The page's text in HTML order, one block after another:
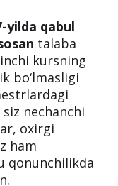
hech
yilda qabul
talaba
kursning
nechanchi
oxirgi